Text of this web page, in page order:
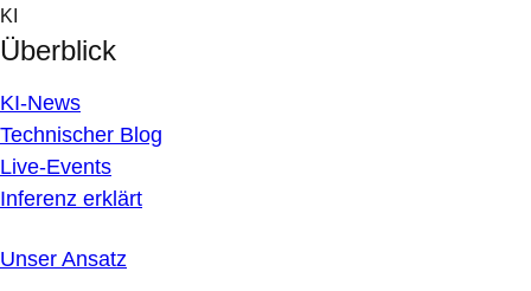
Skip
to
content
KI
Überblick
KI-News
Technischer Blog
Live-Events
Inferenz erklärt
Unser Ansatz